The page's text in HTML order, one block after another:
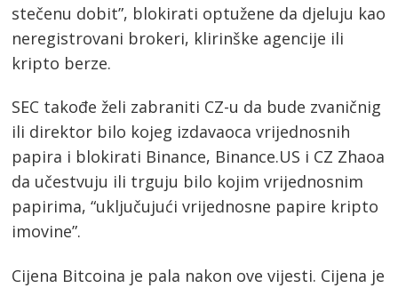
stečenu dobit”, blokirati optužene da djeluju kao
neregistrovani brokeri, klirinške agencije ili
kripto berze.
SEC takođe želi zabraniti CZ-u da bude zvaničnig
ili direktor bilo kojeg izdavaoca vrijednosnih
papira i blokirati Binance, Binance.US i CZ Zhaoa
da učestvuju ili trguju bilo kojim vrijednosnim
papirima, “uključujući vrijednosne papire kripto
imovine”.
Cijena Bitcoina je pala nakon ove vijesti. Cijena je